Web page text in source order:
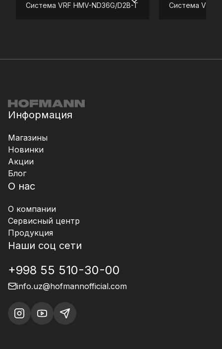
Система VRF HMV-ND36G/D2B-T Система VRF
Информация
Магазины
Новинки
Акции
Блог
О нас
О компании
Сервисный центр
Продукция
Наши соц сети
+998 55 510-30-00
info.uz@hofmannofficial.com